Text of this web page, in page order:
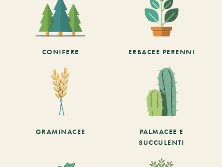
CONIFERE ERBACEE PERENNI
GRAMINACEE
PALMACEE E
SUCCULENTI